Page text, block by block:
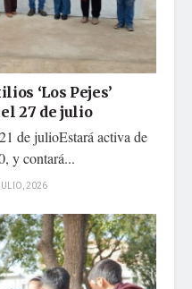
‘Los Pejes’
27 de julio
de julioEstará activa de
y contará...
2026